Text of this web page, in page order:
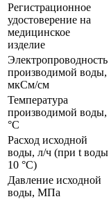
Регистрационное
удостоверение на
медицинское
изделие
Электропроводность
производимой воды,
мкСм/см
Температура
производимой воды,
°С
Расход исходной
воды, л/ч (при t воды
10 °С)
Давление исходной
воды, МПа